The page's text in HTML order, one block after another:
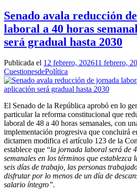
Senado avala reducción
laboral a 40 horas
será gradual hasta 2030
Publicada el 12 febrero, 202611 febrero,
CuestionesdePolítica
El Senado de la República aprobó en lo
particular la reforma constitucional que
laboral de 48 a 40 horas semanales, con
implementación progresiva que concluirá
dictamen modifica el artículo 123 de la
establece que “la jornada laboral será de
semanales en los términos que establezca
seis días de trabajo, las personas
disfrutar por lo menos de un día de
salario íntegro”.